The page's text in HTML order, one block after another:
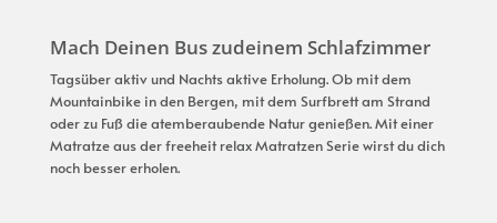
Mach Deinen Bus zudeinem Schlafzimmer
Tagsüber aktiv und Nachts aktive Erholung. Ob mit dem
Mountainbike in den Bergen, mit dem Surfbrett am Strand
oder zu Fuß die atemberaubende Natur genießen. Mit einer
Matratze aus der freeheit relax Matratzen Serie wirst du dich
noch besser erholen.